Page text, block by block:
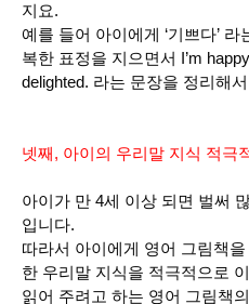
지요.
예를 들어 아이에게 ‘기쁘다’
복한 표정을 지으면서 I’m
delighted. 라는 문장을 정리해
넷째, 아이의 우리말 지식 적극
아이가 만 4세 이상 되면 벌써
입니다.
따라서 아이에게 영어 그림책
한 우리말 지식을 적극적으로
읽어 주려고 하는 영어 그림책